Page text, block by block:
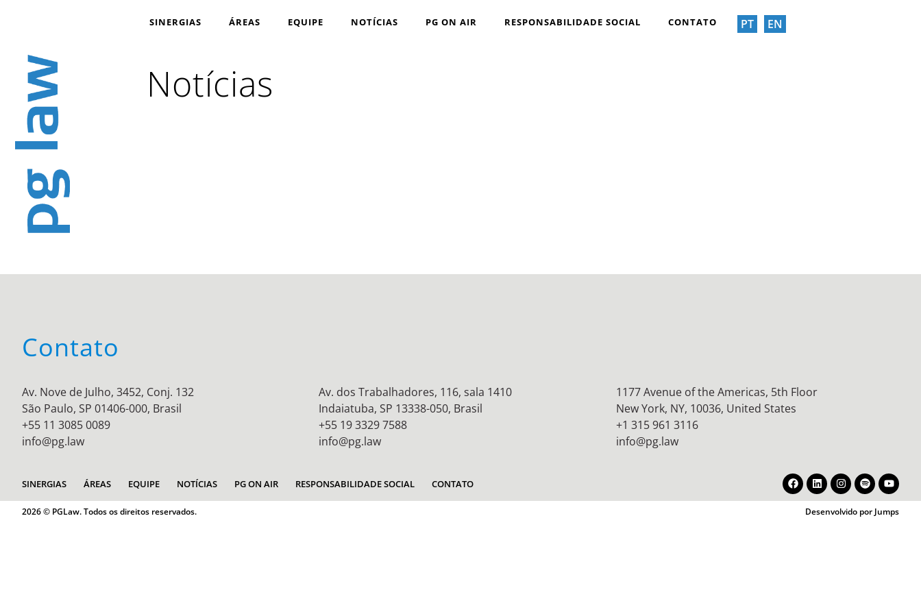
SINERGIAS ÁREAS EQUIPE NOTÍCIAS PG ON AIR RESPONSABILIDADE SOCIAL CONTATO PT EN
Notícias
Contato
Av. Nove de Julho, 3452, Conj. 132
São Paulo, SP 01406-000, Brasil
+55 11 3085 0089
info@pg.law
Av. dos Trabalhadores, 116, sala 1410
Indaiatuba, SP 13338-050, Brasil
+55 19 3329 7588
info@pg.law
1177 Avenue of the Americas, 5th Floor
New York, NY, 10036, United States
+1 315 961 3116
info@pg.law
SINERGIAS ÁREAS EQUIPE NOTÍCIAS PG ON AIR RESPONSABILIDADE SOCIAL CONTATO
2026 © PGLaw. Todos os direitos reservados. Desenvolvido por Jumps